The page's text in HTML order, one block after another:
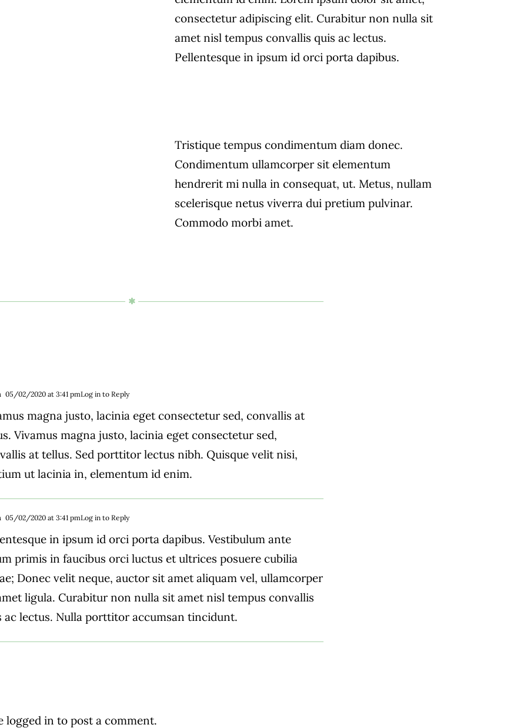
consectetur adipiscing elit. Curabitur non nulla sit
amet nisl tempus convallis quis ac lectus.
Pellentesque in ipsum id orci porta dapibus.
Tristique tempus condimentum diam donec.
Condimentum ullamcorper sit elementum
hendrerit mi nulla in consequat, ut. Metus, nullam
scelerisque netus viverra dui pretium pulvinar.
Commodo morbi amet.
05/02/2020 at 3:41 pmLog in to Reply
magna justo, lacinia eget consectetur sed, convallis at
Vivamus magna justo, lacinia eget consectetur sed,
at tellus. Sed porttitor lectus nibh. Quisque velit nisi,
ut lacinia in, elementum id enim.
05/02/2020 at 3:41 pmLog in to Reply
in ipsum id orci porta dapibus. Vestibulum ante
primis in faucibus orci luctus et ultrices posuere cubilia
Donec velit neque, auctor sit amet aliquam vel, ullamcorper
ligula. Curabitur non nulla sit amet nisl tempus convallis
ac lectus. Nulla porttitor accumsan tincidunt.
logged in to post a comment.